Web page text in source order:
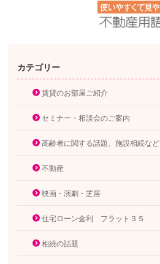
カテゴリー
賃貸のお部屋ご紹介
セミナー・相談会のご案内
高齢者に関する話題、施設相続など
不動産
映画・演劇・芝居
住宅ローン金利 フラット３５
相続の話題